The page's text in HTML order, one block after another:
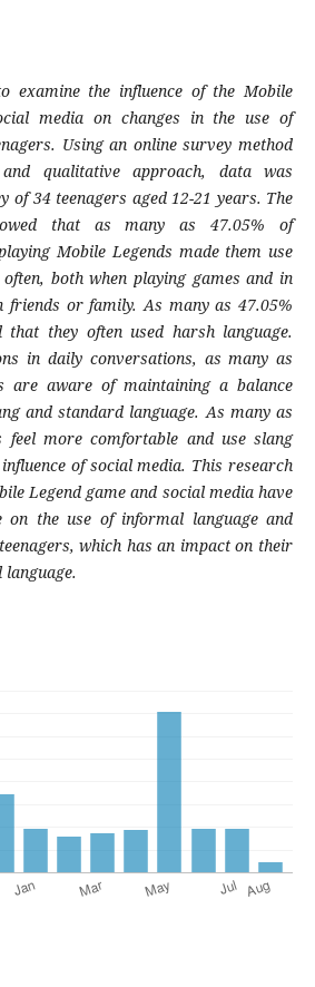
examine the influence of the Mobile
media on changes in the use of
Using an online survey method
qualitative approach, data was
of 34 teenagers aged 12-21 years. The
that as many as 47.05% of
Mobile Legends made them use
both when playing games and in
or family. As many as 47.05%
that they often used harsh language.
in daily conversations, as many as
are aware of maintaining a balance
and standard language. As many as
feel more comfortable and use slang
of social media. This research
Legend game and social media have
on the use of informal language and
which has an impact on their